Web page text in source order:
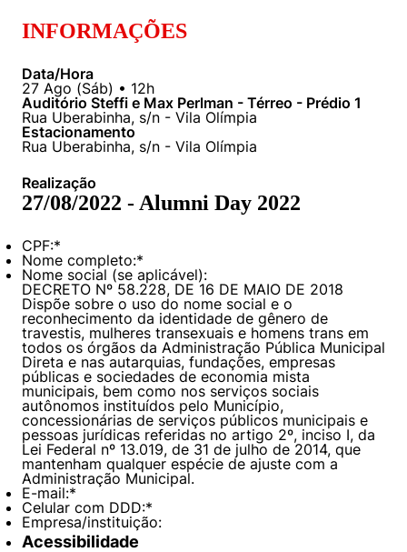
Engenharia Mecânica
Engenharia Mecatrônica
Economia
Finanças
Negócios
Sustentabilidade
Tecnologia e Dados
Portal da Privacidade
INFORMAÇÕES
Data/Hora
27 Ago (Sáb) • 12h
Auditório Steffi e Max Perlman - Térreo - Prédio 1
Rua Uberabinha, s/n - Vila Olímpia
Estacionamento
Rua Uberabinha, s/n - Vila Olímpia
Realização
27/08/2022 - Alumni Day 2022
CPF:*
Nome completo:*
Nome social (se aplicável):
DECRETO Nº 58.228, DE 16 DE MAIO DE 2018
Dispõe sobre o uso do nome social e o
reconhecimento da identidade de gênero de
travestis, mulheres transexuais e homens trans em
todos os órgãos da Administração Pública Municipal
Direta e nas autarquias, fundações, empresas
públicas e sociedades de economia mista
municipais, bem como nos serviços sociais
autônomos instituídos pelo Município,
concessionárias de serviços públicos municipais e
pessoas jurídicas referidas no artigo 2º, inciso I, da
Lei Federal nº 13.019, de 31 de julho de 2014, que
mantenham qualquer espécie de ajuste com a
Administração Municipal.
E-mail:*
Celular com DDD:*
Empresa/instituição:
Acessibilidade